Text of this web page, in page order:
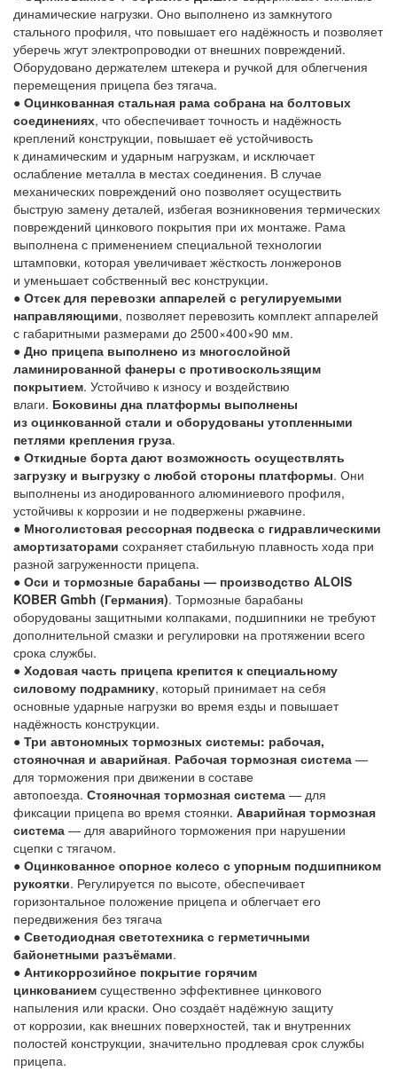
динамические нагрузки. Оно выполнено из замкнутого
стального профиля, что повышает его надёжность и позволяет
уберечь жгут электропроводки от внешних повреждений.
Оборудовано держателем штекера и ручкой для облегчения
перемещения прицепа без тягача.
● Оцинкованная стальная рама собрана на болтовых
соединениях, что обеспечивает точность и надёжность
креплений конструкции, повышает её устойчивость
к динамическим и ударным нагрузкам, и исключает
ослабление металла в местах соединения. В случае
механических повреждений оно позволяет осуществить
быструю замену деталей, избегая возникновения термических
повреждений цинкового покрытия при их монтаже. Рама
выполнена с применением специальной технологии
штамповки, которая увеличивает жёсткость лонжеронов
и уменьшает собственный вес конструкции.
● Отсек для перевозки аппарелей с регулируемыми
направляющими, позволяет перевозить комплект аппарелей
с габаритными размерами до 2500×400×90 мм.
● Дно прицепа выполнено из многослойной
ламинированной фанеры с противоскользящим
покрытием. Устойчиво к износу и воздействию
влаги. Боковины дна платформы выполнены
из оцинкованной стали и оборудованы утопленными
петлями крепления груза.
● Откидные борта дают возможность осуществлять
загрузку и выгрузку с любой стороны платформы. Они
выполнены из анодированного алюминиевого профиля,
устойчивы к коррозии и не подвержены ржавчине.
● Многолистовая рессорная подвеска с гидравлическими
амортизаторами сохраняет стабильную плавность хода при
разной загруженности прицепа.
● Оси и тормозные барабаны — производство ALOIS
KOBER Gmbh (Германия). Тормозные барабаны
оборудованы защитными колпаками, подшипники не требуют
дополнительной смазки и регулировки на протяжении всего
срока службы.
● Ходовая часть прицепа крепится к специальному
силовому подрамнику, который принимает на себя
основные ударные нагрузки во время езды и повышает
надёжность конструкции.
● Три автономных тормозных системы: рабочая,
стояночная и аварийная. Рабочая тормозная система —
для торможения при движении в составе
автопоезда. Стояночная тормозная система — для
фиксации прицепа во время стоянки. Аварийная тормозная
система — для аварийного торможения при нарушении
сцепки с тягачом.
● Оцинкованное опорное колесо с упорным подшипником
рукоятки. Регулируется по высоте, обеспечивает
горизонтальное положение прицепа и облегчает его
передвижения без тягача
● Светодиодная светотехника с герметичными
байонетными разъёмами.
● Антикоррозийное покрытие горячим
цинкованием существенно эффективнее цинкового
напыления или краски. Оно создаёт надёжную защиту
от коррозии, как внешних поверхностей, так и внутренних
полостей конструкции, значительно продлевая срок службы
прицепа.